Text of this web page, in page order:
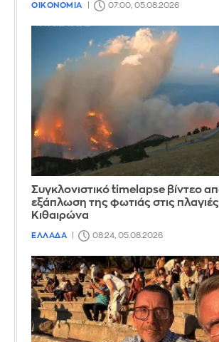
ΟΙΚΟΝΟΜΙΑ 07:00, 05.08.2026
Συγκλονιστικό timelapse βίντεο
εξάπλωση της φωτιάς στις
Κιθαιρώνα
ΕΛΛΑΔΑ 08:24, 05.08.2026